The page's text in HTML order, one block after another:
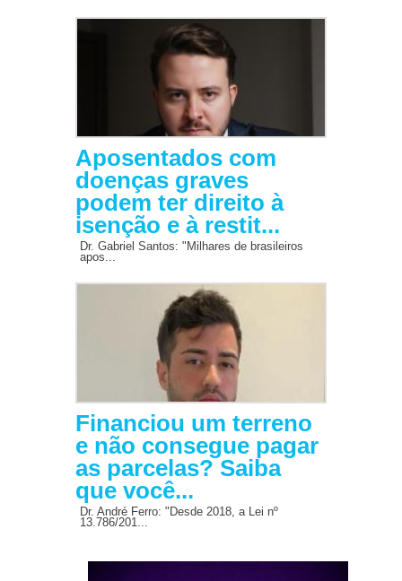
Aposentados com
doenças graves
podem ter direito à
isenção e à restit...
Dr. Gabriel Santos: "Milhares de brasileiros
apos...
Financiou um terreno
e não consegue pagar
as parcelas? Saiba
que você...
Dr. André Ferro: "Desde 2018, a Lei nº
13.786/201...